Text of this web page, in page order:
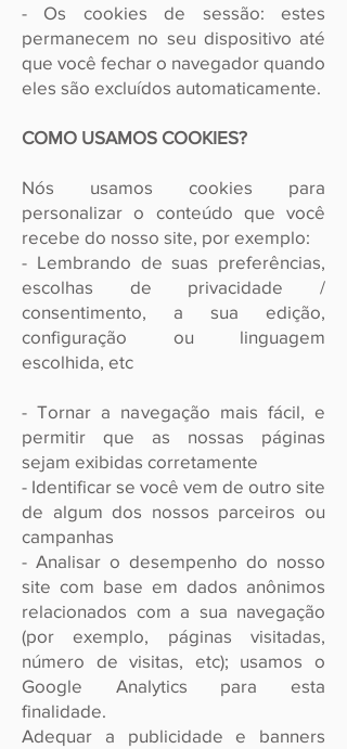
- Os cookies de sessão: estes
permanecem no seu dispositivo até
que você fechar o navegador quando
eles são excluídos automaticamente.
COMO USAMOS COOKIES?
Nós usamos cookies para
personalizar o conteúdo que você
recebe do nosso site, por exemplo:
- Lembrando de suas preferências,
escolhas de privacidade /
consentimento, a sua edição,
configuração ou linguagem
escolhida, etc
- Tornar a navegação mais fácil, e
permitir que as nossas páginas
sejam exibidas corretamente
- Identificar se você vem de outro site
de algum dos nossos parceiros ou
campanhas
- Analisar o desempenho do nosso
site com base em dados anônimos
relacionados com a sua navegação
(por exemplo, páginas visitadas,
número de visitas, etc); usamos o
Google Analytics para esta
finalidade.
Adequar a publicidade e banners